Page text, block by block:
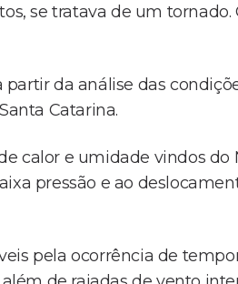
se tratava de um
da análise das
Catarina.
calor e umidade vindos do
pressão e ao
pela ocorrência de